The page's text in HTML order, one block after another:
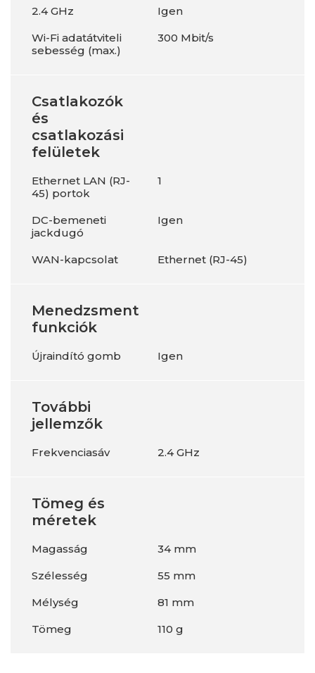
2.4 GHz
Igen
Wi-Fi adatátviteli
sebesség (max.)
300 Mbit/s
Csatlakozók
és
csatlakozási
felületek
Ethernet LAN (RJ-
45) portok
1
DC-bemeneti
jackdugó
Igen
WAN-kapcsolat Ethernet (RJ-45)
Menedzsment
funkciók
Újraindító gomb Igen
További
jellemzők
Frekvenciasáv 2.4 GHz
Tömeg és
méretek
Magasság
34 mm
Szélesség
55 mm
Mélység
81 mm
Tömeg
110 g